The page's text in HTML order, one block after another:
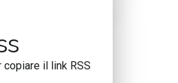
il link RSS